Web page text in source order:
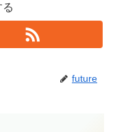
future